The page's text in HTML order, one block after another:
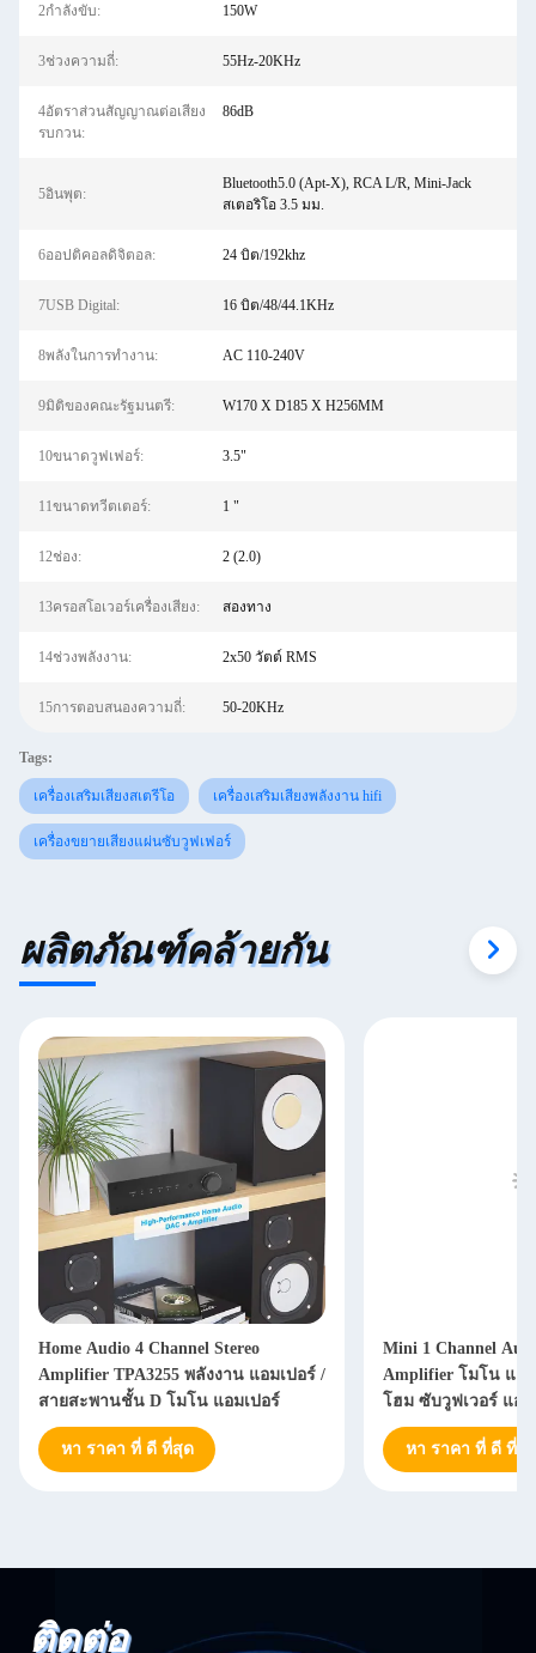
2กำลังขับ: 150W
3ช่วงความถี่: 55Hz-20KHz
4อัตราส่วนสัญญาณต่อเสียง
รบกวน:
86dB
5อินพุต:
Bluetooth5.0 (Apt-X), RCA L/R, Mini-Jack
สเตอริโอ 3.5 มม.
6ออปติคอลดิจิตอล: 24 บิต/192khz
7USB Digital: 16 บิต/48/44.1KHz
8พลังในการทำงาน: AC 110-240V
9มิติของคณะรัฐมนตรี: W170 X D185 X H256MM
10ขนาดวูฟเฟอร์: 3.5"
11ขนาดทวีตเตอร์: 1 "
12ช่อง: 2 (2.0)
13ครอสโอเวอร์เครื่องเสียง: สองทาง
14ช่วงพลังงาน: 2x50 วัตต์ RMS
15การตอบสนองความถี่: 50-20KHz
Tags:
เครื่องเสริมเสียงสเตรีโอ เครื่องเสริมเสียงพลังงาน hifi
เครื่องขยายเสียงแผ่นซับวูฟเฟอร์
ผลิตภัณฑ์คล้ายกัน
Home Audio 4 Channel Stereo
Amplifier TPA3255 พลังงาน แอมเปอร์ /
สายสะพานชั้น D โมโน แอมเปอร์
หา ราคา ที่ ดี ที่สุด
Mini 1 Channel
Amplifier โมโน แอม
โฮม ซับวูฟเวอร์ แอม
หา ราคา ที่ ดี ที่สุ
ติดต่อ